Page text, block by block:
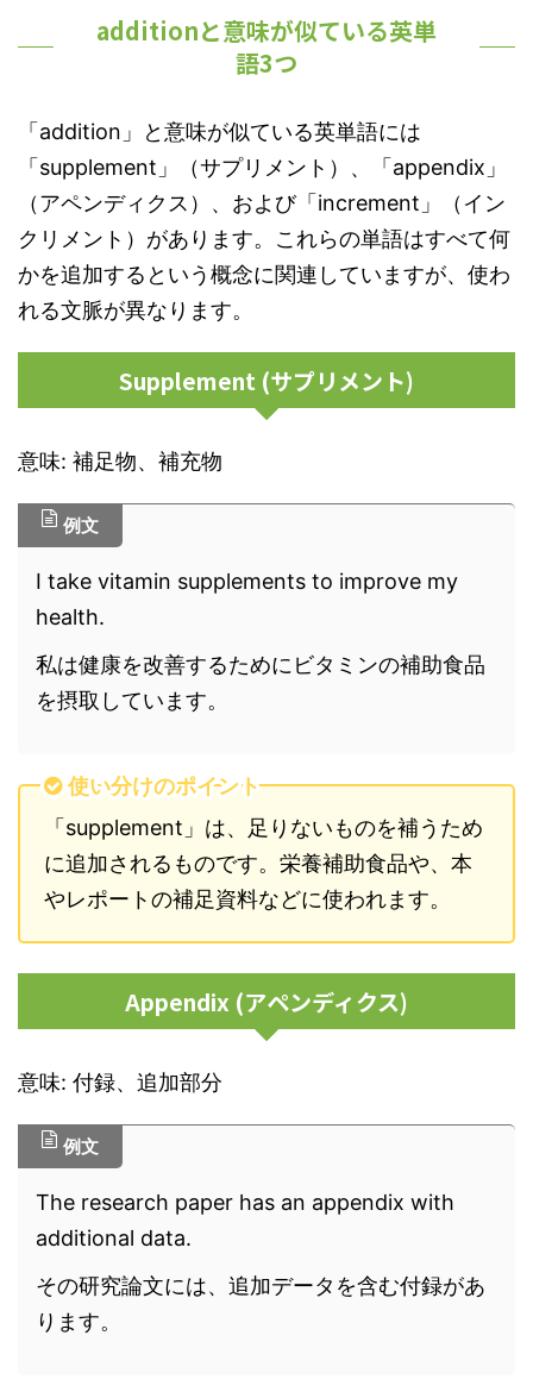
additionと意味が似ている英単
語3つ
「addition」と意味が似ている英単語には
「supplement」（サプリメント）、「appendix」
（アペンディクス）、および「increment」（イン
クリメント）があります。これらの単語はすべて何
かを追加するという概念に関連していますが、使わ
れる文脈が異なります。
Supplement (サプリメント)
意味: 補足物、補充物
例文
I take vitamin supplements to improve my
health.
私は健康を改善するためにビタミンの補助食品
を摂取しています。
使い分けのポイント
「supplement」は、足りないものを補うため
に追加されるものです。栄養補助食品や、本
やレポートの補足資料などに使われます。
Appendix (アペンディクス)
意味: 付録、追加部分
例文
The research paper has an appendix with
additional data.
その研究論文には、追加データを含む付録があ
ります。